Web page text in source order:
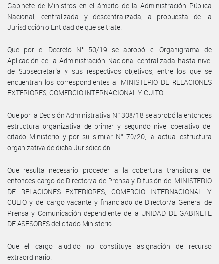
Gabinete de Ministros en el ámbito de la Administración Pública
Nacional, centralizada y descentralizada, a propuesta de la
Jurisdicción o Entidad de que se trate.
Que por el Decreto N° 50/19 se aprobó el Organigrama de
Aplicación de la Administración Nacional centralizada hasta nivel
de Subsecretaría y sus respectivos objetivos, entre los que se
encuentran los correspondientes al MINISTERIO DE RELACIONES
EXTERIORES, COMERCIO INTERNACIONAL Y CULTO.
Que por la Decisión Administrativa N° 308/18 se aprobó la entonces
estructura organizativa de primer y segundo nivel operativo del
citado Ministerio y por su similar N° 70/20, la actual estructura
organizativa de dicha Jurisdicción.
Que resulta necesario proceder a la cobertura transitoria del
entonces cargo de Director/a de Prensa y Difusión del MINISTERIO
DE RELACIONES EXTERIORES, COMERCIO INTERNACIONAL Y
CULTO y del cargo vacante y financiado de Director/a General de
Prensa y Comunicación dependiente de la UNIDAD DE GABINETE
DE ASESORES del citado Ministerio.
Que el cargo aludido no constituye asignación de recurso
extraordinario.